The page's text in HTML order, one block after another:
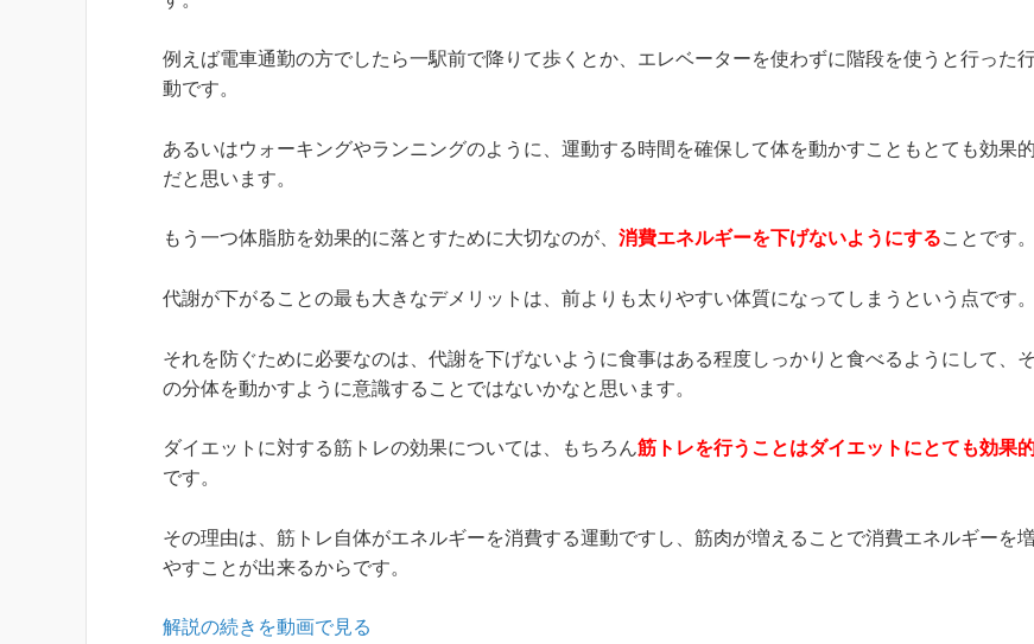
例えば電車通勤の方でしたら一駅前で降りて歩くとか、エレベーターを使わずに階段を使うと行った
動です。
あるいはウォーキングやランニングのように、運動する時間を確保して体を動かすこともとても効果的
だと思います。
もう一つ体脂肪を効果的に落とすために大切なのが、 消費エネルギーを下げないようにすることです。
代謝が下がることの最も大きなデメリットは、前よりも太りやすい体質になってしまうという点です。
それを防ぐために必要なのは、代謝を下げないように食事はある程度しっかりと食べるようにして、そ
の分体を動かすように意識することではないかなと思います。
ダイエットに対する筋トレの効果については、もちろん筋トレを行うことはダイエットにとても効果
です。
その理由は、筋トレ自体がエネルギーを消費する運動ですし、筋肉が増えることで消費エネルギーを増
やすことが出来るからです。
解説の続きを動画で見る